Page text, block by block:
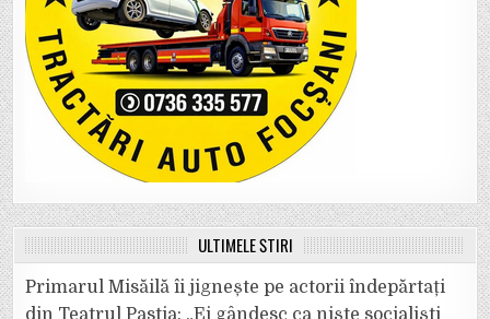
ULTIMELE ȘTIRI
Primarul Misăilă îi jignește pe actorii îndepărtați
din Teatrul Pastia: „Ei gândesc ca niște socialiști